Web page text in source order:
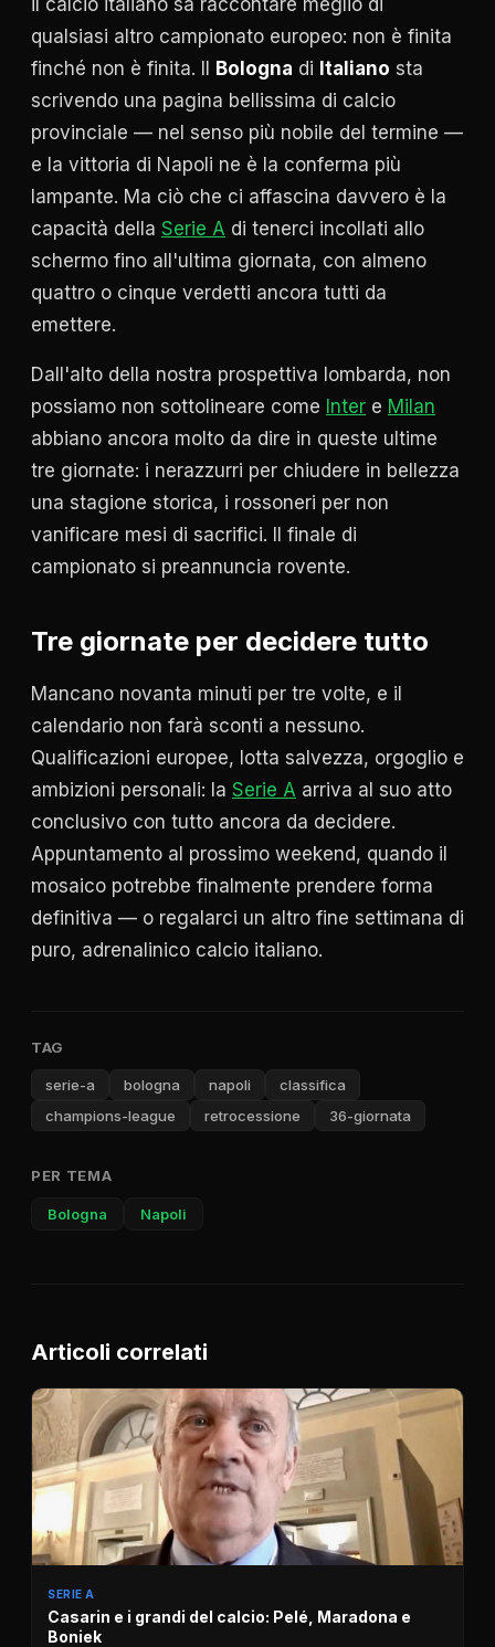
il calcio italiano sa raccontare meglio di
qualsiasi altro campionato europeo: non è finita
finché non è finita. Il
Bologna di Italiano sta
scrivendo una pagina bellissima di calcio
provinciale — nel senso più nobile del termine —
e la vittoria di Napoli ne è la conferma più
lampante. Ma ciò che ci affascina davvero è la
capacità della Serie A di tenerci incollati allo
schermo fino all'ultima giornata, con almeno
quattro o cinque verdetti ancora tutti da
emettere.
Dall'alto della nostra prospettiva lombarda, non
possiamo non sottolineare come Inter e Milan
abbiano ancora molto da dire in queste ultime
tre giornate: i nerazzurri per chiudere in bellezza
una stagione storica, i rossoneri per non
vanificare mesi di sacrifici. Il finale di
campionato si preannuncia rovente.
Tre giornate per decidere tutto
Mancano novanta minuti per tre volte, e il
calendario non farà sconti a nessuno.
Qualificazioni europee, lotta salvezza, orgoglio e
ambizioni personali: la Serie A arriva al suo atto
conclusivo con tutto ancora da decidere.
Appuntamento al prossimo weekend, quando il
mosaico potrebbe finalmente prendere forma
definitiva — o regalarci un altro fine settimana di
puro, adrenalinico calcio italiano.
TAG
serie-a bologna napoli
classifica
champions-league
retrocessione 36-giornata
PER TEMA
Bologna Napoli
Articoli correlati
SERIE A
Casarin e i grandi del calcio: Pelé, Maradona e
Boniek